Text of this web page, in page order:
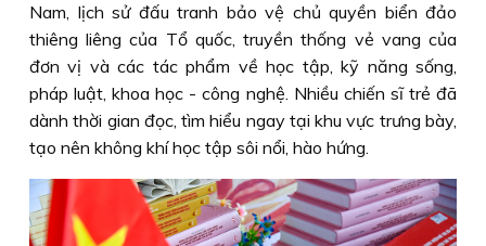
Nam, lịch sử đấu tranh bảo vệ chủ quyền biển đảo
thiêng liêng của Tổ quốc, truyền thống vẻ vang của
đơn vị và các tác phẩm về học tập, kỹ năng sống,
pháp luật, khoa học - công nghệ. Nhiều chiến sĩ trẻ đã
dành thời gian đọc, tìm hiểu ngay tại khu vực trưng bày,
tạo nên không khí học tập sôi nổi, hào hứng.